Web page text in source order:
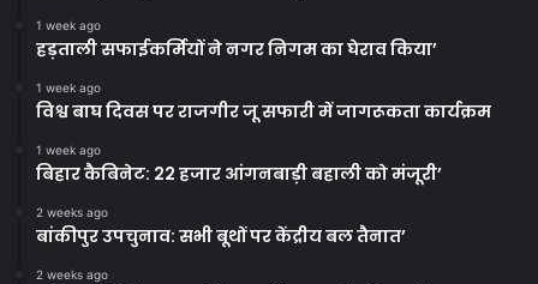
1 week ago
हड़ताली सफाईकर्मियों ने नगर निगम का घेराव किया’
1 week ago
विश्व बाघ दिवस पर राजगीर जू सफारी में जागरूकता कार्यक्रम
1 week ago
बिहार कैबिनेट: 22 हजार आंगनबाड़ी बहाली को मंजूरी’
2 weeks ago
बांकीपुर उपचुनाव: सभी बूथों पर केंद्रीय बल तैनात’
2 weeks ago